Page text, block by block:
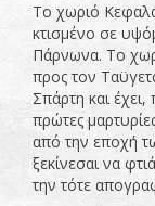
Το χωριό
κτισμένο σε
Πάρνωνα. Το
προς τον
Σπάρτη και
πρώτες
από την εποχή
ξεκίνεσαι να
την τότε